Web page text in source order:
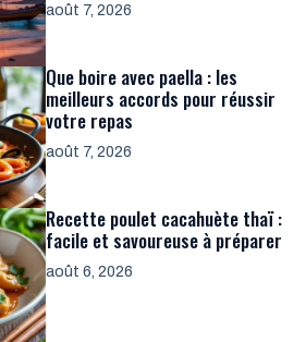
août 7, 2026
Que boire avec paella : les
meilleurs accords pour réussir
votre repas
août 7, 2026
Recette poulet cacahuète thaï :
facile et savoureuse à préparer
août 6, 2026